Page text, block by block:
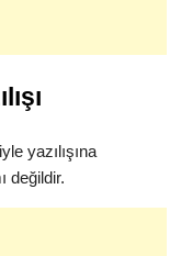
yazılışına
değildir.